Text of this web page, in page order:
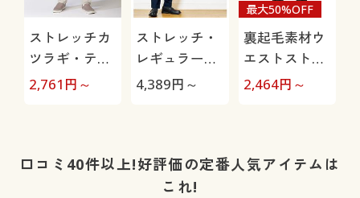
ストレッチカ
ツラギ・テー
パードパンツ
2,761 円～
ストレッチ・
レギュラーフ
ィットツータ
4,389円～
裏起毛素材ウ
エストストレ
ッチ・テーパ
最大50%OFF
2,464円～
口コミ40件以上!好評価の定番人気アイテムは
これ!